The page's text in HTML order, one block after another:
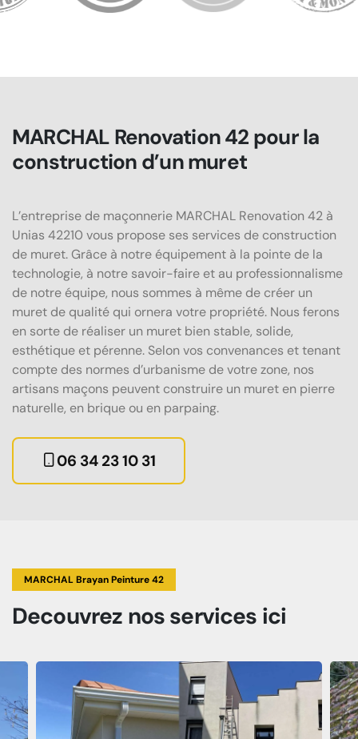
MARCHAL Renovation 42 pour la
construction d’un muret
L’entreprise de maçonnerie MARCHAL Renovation 42 à
Unias 42210 vous propose ses services de construction
de muret. Grâce à notre équipement à la pointe de la
technologie, à notre savoir-faire et au professionnalisme
de notre équipe, nous sommes à même de créer un
muret de qualité qui ornera votre propriété. Nous ferons
en sorte de réaliser un muret bien stable, solide,
esthétique et pérenne. Selon vos convenances et tenant
compte des normes d’urbanisme de votre zone, nos
artisans maçons peuvent construire un muret en pierre
naturelle, en brique ou en parpaing.
06 34 23 10 31
MARCHAL Brayan Peinture 42
Decouvrez nos services ici